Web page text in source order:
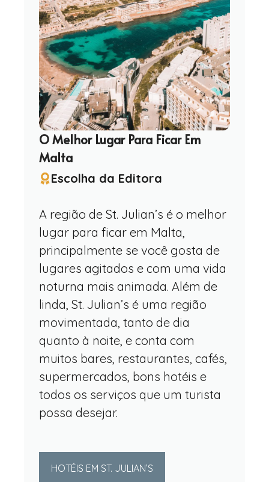
O Melhor Lugar Para Ficar Em
Malta
Escolha da Editora
A região de St. Julian’s é o melhor
lugar para ficar em Malta,
principalmente se você gosta de
lugares agitados e com uma vida
noturna mais animada. Além de
linda, St. Julian’s é uma região
movimentada, tanto de dia
quanto à noite, e conta com
muitos bares, restaurantes, cafés,
supermercados, bons hotéis e
todos os serviços que um turista
possa desejar.
HOTÉIS EM ST. JULIAN’S